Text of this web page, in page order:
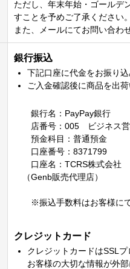
ただし、年末年始・ゴールデ
すことを予めご了承ください。
また、メールにてお問い合わ
銀行振込
下記口座に代金をお振り込
ご入金確認後に商品を出荷
銀行名：PayPay銀行
店番号：005 ビジネス営
預金科目：普通預金
口座番号：8371799
口座名：TCRS株式会社
（Genb販売代理店）
※振込手数料はお客様にて
クレジットカード
クレジットカードはSSL
お客様の大切な情報が外